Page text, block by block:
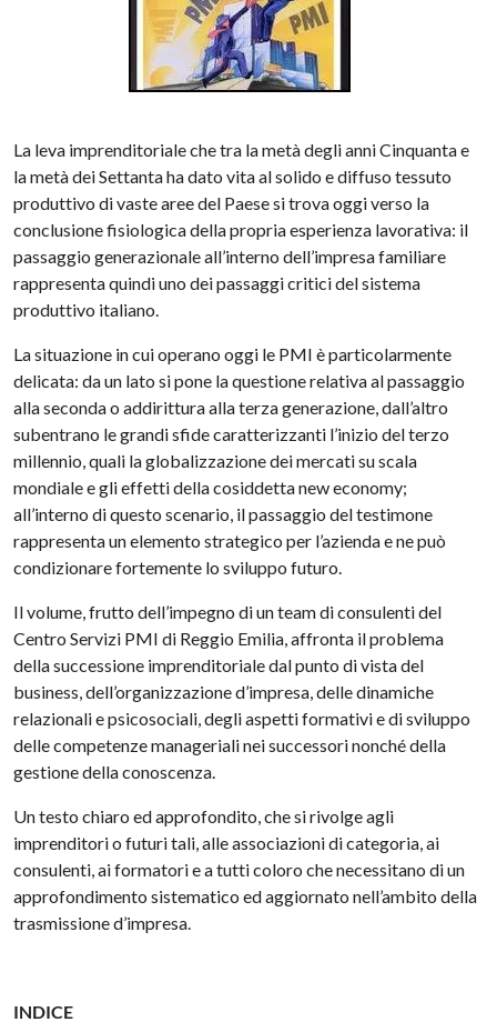
La leva imprenditoriale che tra la metà degli anni Cinquanta e
la metà dei Settanta ha dato vita al solido e diffuso tessuto
produttivo di vaste aree del Paese si trova oggi verso la
conclusione fisiologica della propria esperienza lavorativa: il
passaggio generazionale all’interno dell’impresa familiare
rappresenta quindi uno dei passaggi critici del sistema
produttivo italiano.
La situazione in cui operano oggi le PMI è particolarmente
delicata: da un lato si pone la questione relativa al passaggio
alla seconda o addirittura alla terza generazione, dall’altro
subentrano le grandi sfide caratterizzanti l’inizio del terzo
millennio, quali la globalizzazione dei mercati su scala
mondiale e gli effetti della cosiddetta new economy;
all’interno di questo scenario, il passaggio del testimone
rappresenta un elemento strategico per l’azienda e ne può
condizionare fortemente lo sviluppo futuro.
Il volume, frutto dell’impegno di un team di consulenti del
Centro Servizi PMI di Reggio Emilia, affronta il problema
della successione imprenditoriale dal punto di vista del
business, dell’organizzazione d’impresa, delle dinamiche
relazionali e psicosociali, degli aspetti formativi e di sviluppo
delle competenze manageriali nei successori nonché della
gestione della conoscenza.
Un testo chiaro ed approfondito, che si rivolge agli
imprenditori o futuri tali, alle associazioni di categoria, ai
consulenti, ai formatori e a tutti coloro che necessitano di un
approfondimento sistematico ed aggiornato nell’ambito della
trasmissione d’impresa.
INDICE